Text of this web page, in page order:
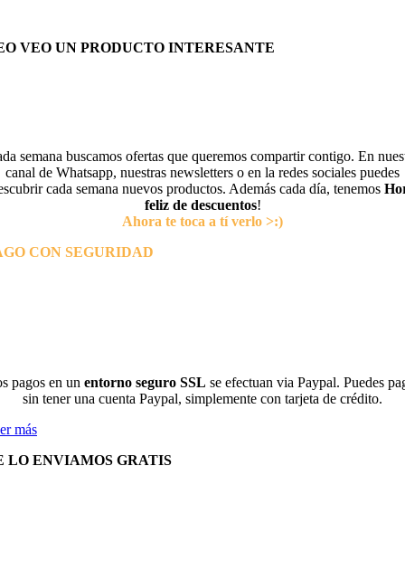
VEO UN PRODUCTO INTERESANTE
semana buscamos ofertas que queremos compartir contigo. En
canal de Whatsapp, nuestras newsletters o en la redes sociales puedes
cada semana nuevos productos. Además cada día, tenemos
feliz de descuentos!
Ahora te toca a tí verlo >:)
CON SEGURIDAD
pagos en un entorno seguro SSL se efectuan via Paypal. Puedes
sin tener una cuenta Paypal, simplemente con tarjeta de crédito.
más
LO ENVIAMOS GRATIS